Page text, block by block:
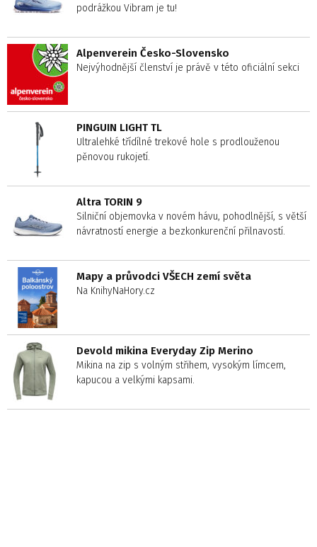
podrážkou Vibram je tu!
Alpenverein Česko-Slovensko
Nejvýhodnější členství je právě v této oficiální sekci
PINGUIN LIGHT TL
Ultralehké třídílné trekové hole s prodlouženou
pěnovou rukojetí.
Altra TORIN 9
Silniční objemovka v novém hávu, pohodlnější, s větší
návratností energie a bezkonkurenční přilnavostí.
Mapy a průvodci VŠECH zemí světa
Na KnihyNaHory.cz
Devold mikina Everyday Zip Merino
Mikina na zip s volným střihem, vysokým límcem,
kapucou a velkými kapsami.